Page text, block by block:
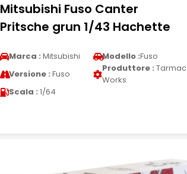
Mitsubishi Fuso Canter
Pritsche grun 1/43 Hachette
Marca : Mitsubishi Modello :Fuso
Versione : Fuso
Produttore : Tarmac
Works
Scala : 1/64